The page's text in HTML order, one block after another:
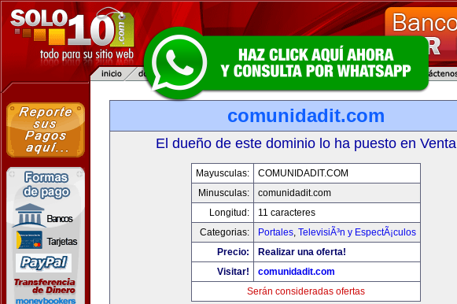
comunidadit.com
El dueño de este dominio lo ha puesto en Venta
Mayusculas:
COMUNIDADIT.COM
Minusculas:
comunidadit.com
Longitud:
11 caracteres
Categorias:
Portales, TelevisiÃ³n y EspectÃ¡culos
Precio:
Realizar una oferta!
Visitar!
comunidadit.com
Serán consideradas ofertas